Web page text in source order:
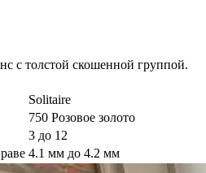
с толстой скошенной группой.
Solitaire
750 Розовое золото
3 до 12
4.1 мм до 4.2 мм